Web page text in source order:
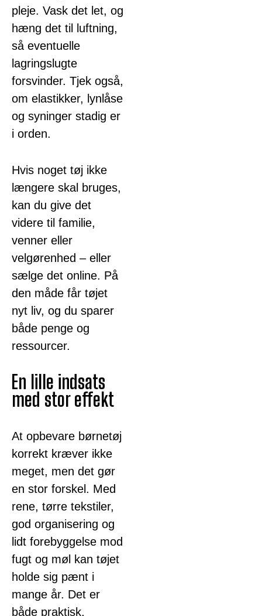
pleje. Vask det let, og
hæng det til luftning,
så eventuelle
lagringslugte
forsvinder. Tjek også,
om elastikker, lynlåse
og syninger stadig er
i orden.
Hvis noget tøj ikke
længere skal bruges,
kan du give det
videre til familie,
venner eller
velgørenhed – eller
sælge det online. På
den måde får tøjet
nyt liv, og du sparer
både penge og
ressourcer.
En lille indsats
med stor effekt
At opbevare børnetøj
korrekt kræver ikke
meget, men det gør
en stor forskel. Med
rene, tørre tekstiler,
god organisering og
lidt forebyggelse mod
fugt og møl kan tøjet
holde sig pænt i
mange år. Det er
både praktisk,